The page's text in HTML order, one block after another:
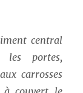
central
les portes,
carrosses